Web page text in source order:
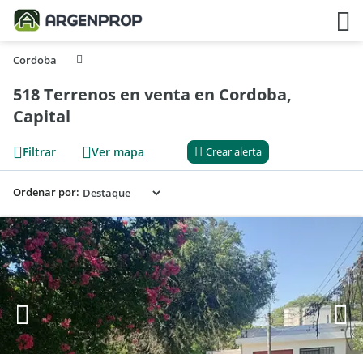
Cordoba
518 Terrenos en venta en Cordoba,
Capital
Filtrar Ver mapa Crear alerta
Ordenar por: